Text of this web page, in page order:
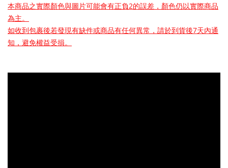
本商品之實際顏色與圖片可能會有正負2的誤差，顏色仍以實際商品
為主。
如收到包裹後若發現有缺件或商品有任何異常，請於到貨後7天內通
知，避免權益受損。